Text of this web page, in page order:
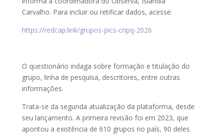
Carvalho. Para incluir ou retificar dados, acesse:
https://redcap.link/grupos-pics-cnpq-2026
O questionário indaga sobre formação e titulação do
grupo, linha de pesquisa, descritores, entre outras
informações.
Trata-se da segunda atualização da plataforma, desde
seu lançamento. A primeira revisão foi em 2023, que
apontou a existência de 610 grupos no país, 90 deles